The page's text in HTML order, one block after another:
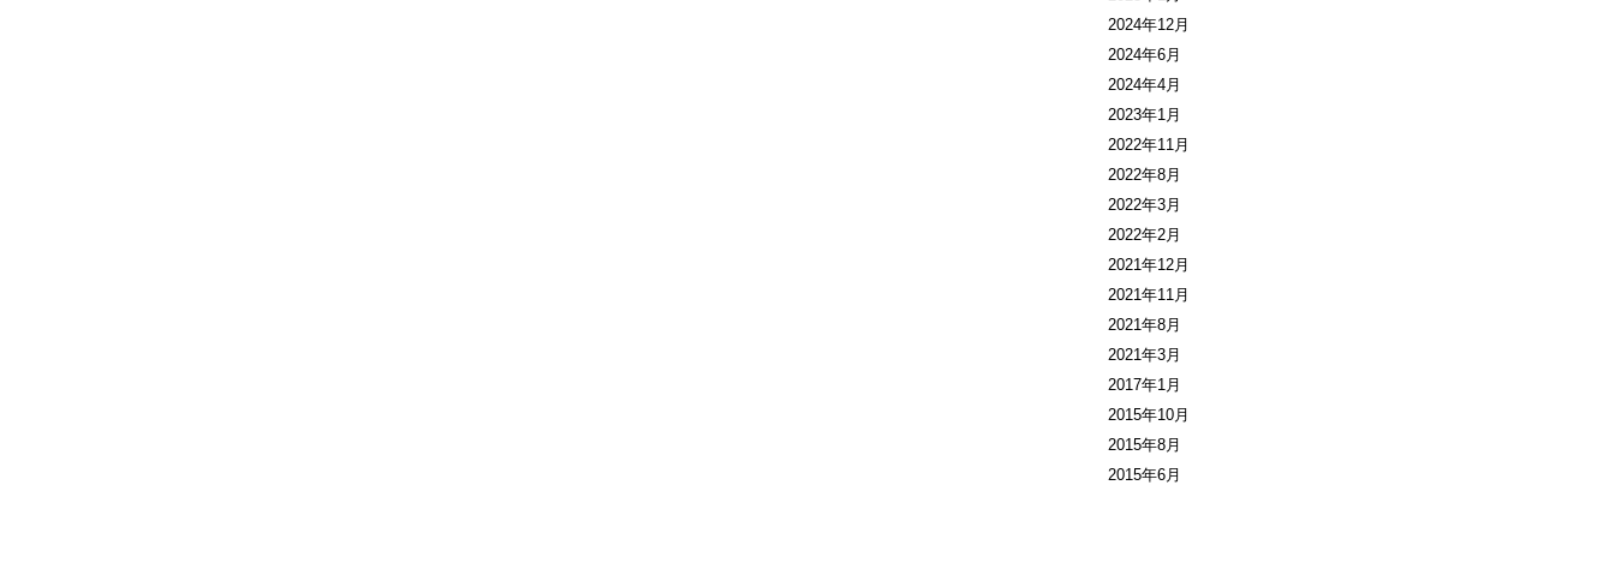
2024年12月
2024年6月
2024年4月
2023年1月
2022年11月
2022年8月
2022年3月
2022年2月
2021年12月
2021年11月
2021年8月
2021年3月
2017年1月
2015年10月
2015年8月
2015年6月